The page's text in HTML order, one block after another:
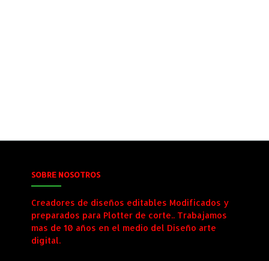
SOBRE NOSOTROS
Creadores de diseños editables Modificados y
preparados para Plotter de corte.. Trabajamos
mas de 10 años en el medio del Diseño arte
digital.